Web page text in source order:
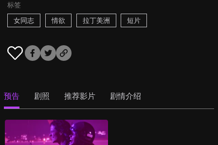
标签
女同志
情欲 拉丁美洲 短片
预告 剧照 推荐影片 剧情介绍